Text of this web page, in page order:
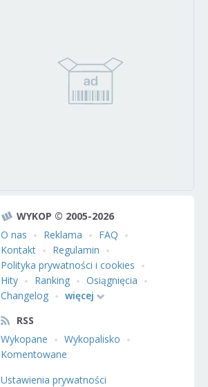
WYKOP © 2005-2026
O nas
Reklama
FAQ
Kontakt
Regulamin
Polityka prywatności i cookies
Hity
Ranking
Osiągnięcia
Changelog
więcej
RSS
Wykopane
Wykopalisko
Komentowane
Ustawienia prywatności